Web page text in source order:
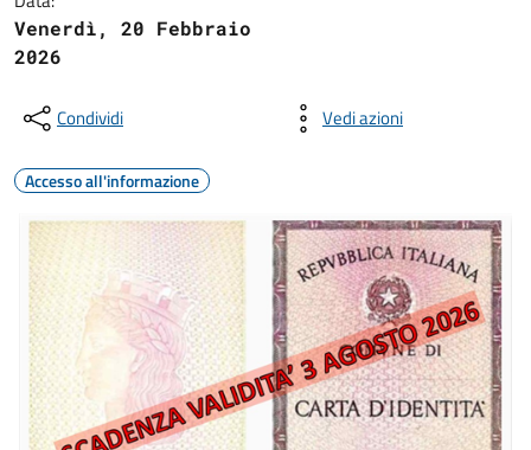
Venerdì, 20 Febbraio
2026
Condividi Vedi azioni
Accesso all'informazione